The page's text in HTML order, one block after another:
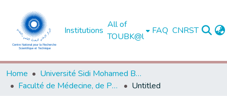
Institutions
All of
TOUBK@l
FAQ CNRST
Home
Université Sidi Mohamed Ben Abdellah de Fès
Faculté de Médecine, de Pharmacie et de Médecine Dentaire - Fès
Untitled